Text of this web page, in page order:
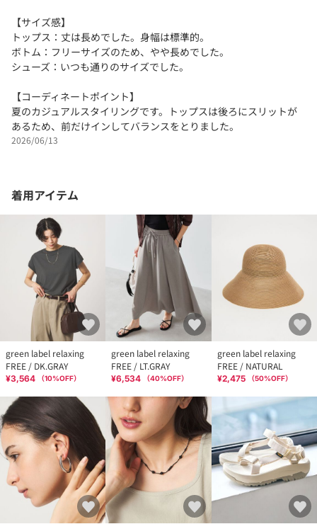
【サイズ感】
トップス：丈は長めでした。身幅は標準的。
ボトム：フリーサイズのため、やや長めでした。
シューズ：いつも通りのサイズでした。
【コーディネートポイント】
夏のカジュアルスタイリングです。トップスは後ろにスリットが
あるため、前だけインしてバランスをとりました。
2026/06/13
着用アイテム
green label relaxing
FREE / DK.GRAY
¥3,564 （10%OFF）
green label relaxing
FREE / LT.GRAY
¥6,534 （40%OFF）
green label relaxing
FREE / NATURAL
¥2,475 （50%OFF）